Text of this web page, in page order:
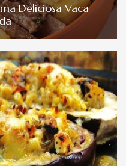
Deliciosa Vaca